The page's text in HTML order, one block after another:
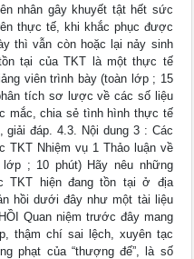
nhân gây khuyết tật hết sức
thực tế, khi khắc phục được
thì vẫn còn hoặc lại nảy sinh
tại của TKT là một thực tế
viên trình bày (toàn lớp ; 15
tích sơ lược về các số liệu
mắc, chia sẻ tình hình thực tế
đáp. 4.3. Nội dung 3 : Các
TKT Nhiệm vụ 1 Thảo luận về
; 10 phút) Hãy nêu những
TKT hiện đang tồn tại ở địa
hồi dưới đây như một tài liệu
Quan niệm trước đây mang
thậm chí sai lệch, xuyên tạc
phạt của “thượng đế”, là số